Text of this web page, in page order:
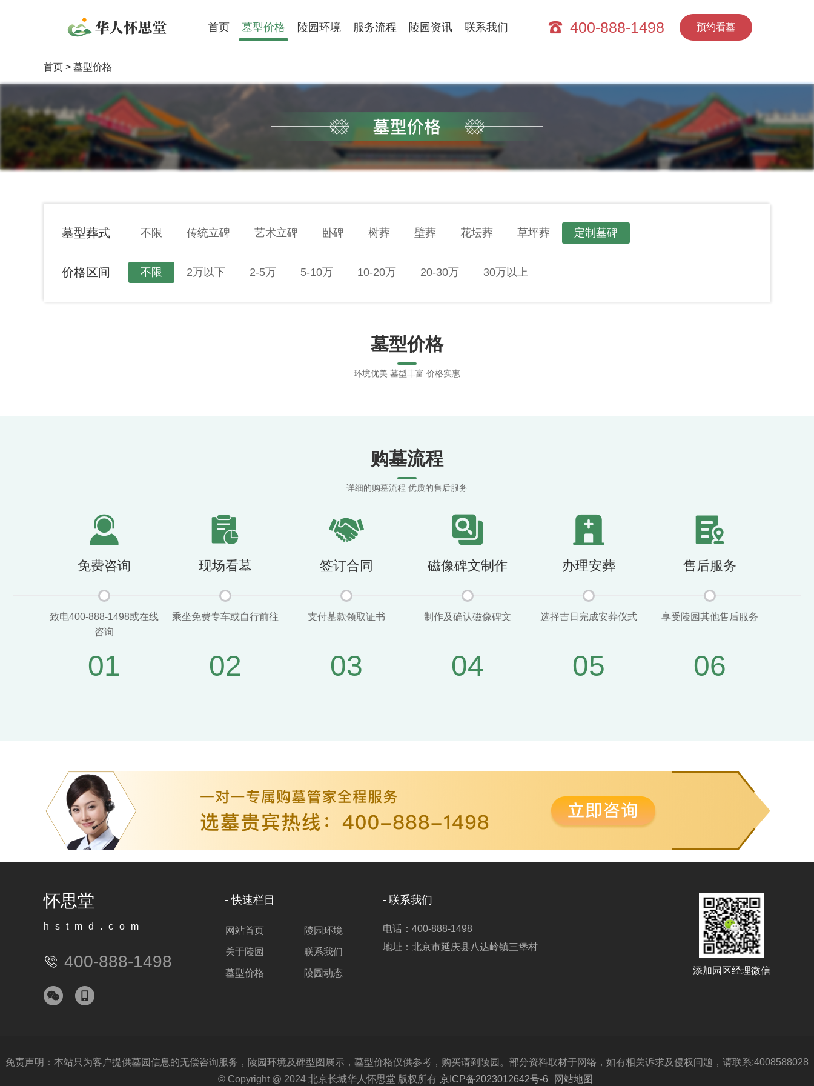
首页 墓型价格 陵园环境 服务流程 陵园资讯 联系我们 400-888-1498 预约看墓
首页 > 墓型价格
墓型葬式 不限 传统立碑 艺术立碑 卧碑 树葬 壁葬 花坛葬 草坪葬 定制墓碑
价格区间 不限 2万以下 2-5万 5-10万 10-20万 20-30万 30万以上
墓型价格
环境优美 墓型丰富 价格实惠
购墓流程
详细的购墓流程 优质的售后服务
免费咨询
致电400-888-1498或在线
咨询
01
现场看墓
乘坐免费专车或自行前往
02
签订合同
支付墓款领取证书
03
磁像碑文制作
制作及确认磁像碑文
04
办理安葬
选择吉日完成安葬仪式
05
售后服务
享受陵园其他售后服务
06
怀思堂
hstmd.com
400-888-1498
快速栏目
网站首页 陵园环境
关于陵园 联系我们
墓型价格 陵园动态
联系我们
电话：400-888-1498
地址：北京市延庆县八达岭镇三堡村
添加园区经理微信
免责声明：本站只为客户提供墓园信息的无偿咨询服务，陵园环境及碑型图展示，墓型价格仅供参考，购买请到陵园。部分资料取材于网络，如有相关诉求及侵权问题，请联系:4008588028
© Copyright @ 2024 北京长城华人怀思堂 版权所有 京ICP备2023012642号-6 网站地图